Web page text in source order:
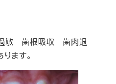
敏 歯根吸収 歯肉退
ます。